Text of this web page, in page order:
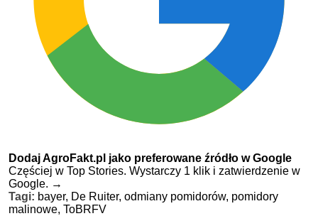
Dodaj AgroFakt.pl jako preferowane źródło w Google
Częściej w Top Stories. Wystarczy 1 klik i zatwierdzenie w
Google. →
Tagi: bayer, De Ruiter, odmiany pomidorów, pomidory
malinowe, ToBRFV